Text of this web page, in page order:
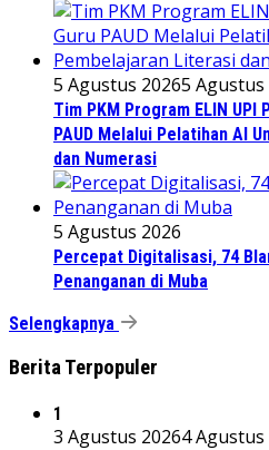
5 Agustus 20265 Agustus
Tim PKM Program ELIN
PAUD Melalui Pelatihan AI
dan Numerasi
5 Agustus 2026
Percepat Digitalisasi, 74
Penanganan di Muba
Selengkapnya
Berita Terpopuler
1
3 Agustus 20264 Agustus